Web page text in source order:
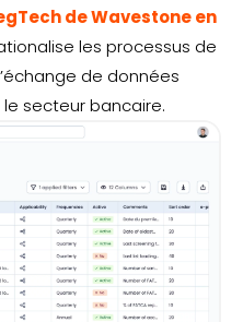
de Wavestone en
les processus de
de données
secteur bancaire.